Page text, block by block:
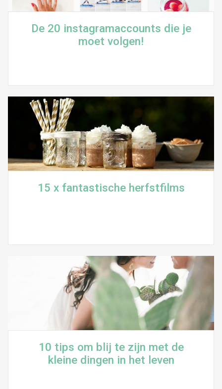
De 20 instagramaccounts die je
moet volgen!
15 x fantastische herfstfilms
10 tips om blij te zijn met de
kleine dingen in het leven